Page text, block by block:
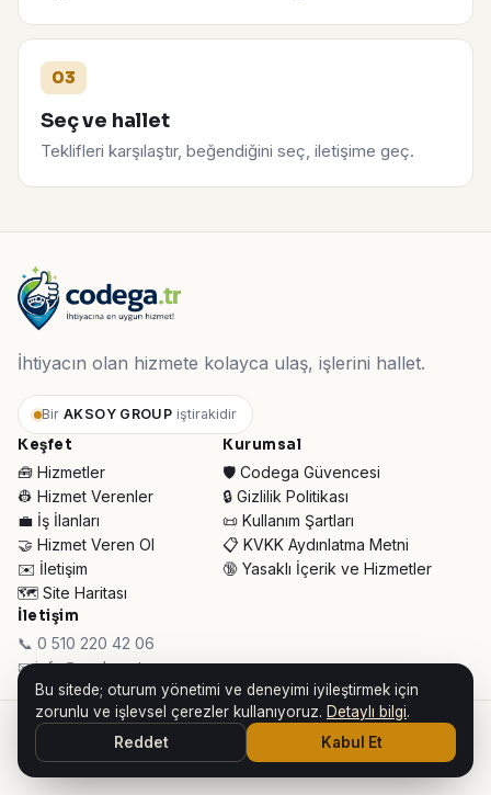
03
Seç ve hallet
Teklifleri karşılaştır, beğendiğini seç, iletişime geç.
İhtiyacın olan hizmete kolayca ulaş, işlerini hallet.
Bir AKSOY GROUP iştirakidir
Keşfet
🧰 Hizmetler
👷 Hizmet Verenler
💼 İş İlanları
🤝 Hizmet Veren Ol
✉️ İletişim
🗺️ Site Haritası
Kurumsal
🛡️ Codega Güvencesi
🔒 Gizlilik Politikası
📜 Kullanım Şartları
📋 KVKK Aydınlatma Metni
🔞 Yasaklı İçerik ve Hizmetler
İletişim
📞 0 510 220 42 06
✉ info@codega.tr
© 2026 Codega Hizmet Pazaryeri ·
AKSOY GROUP iştirakidir
👥 Toplam Ziyaretçi:32.891 · Bugün:755
Bu sitede; oturum yönetimi ve deneyimi iyileştirmek için
zorunlu ve işlevsel çerezler kullanıyoruz. Detaylı bilgi.
Reddet
Kabul Et